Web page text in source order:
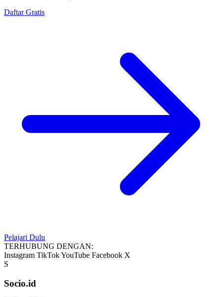
Daftar Gratis
Pelajari Dulu
TERHUBUNG DENGAN:
Instagram TikTokYouTube Facebook X
S
Socio.id